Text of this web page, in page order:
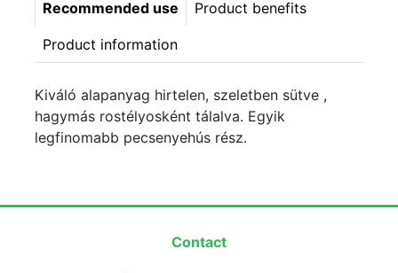
Recommended use Product benefits
Product information
Kiváló alapanyag hirtelen, szeletben sütve ,
hagymás rostélyosként tálalva. Egyik
legfinomabb pecsenyehús rész.
Contact